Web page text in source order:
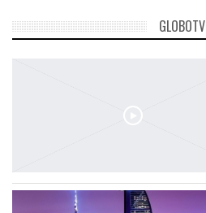
GLOBOTV